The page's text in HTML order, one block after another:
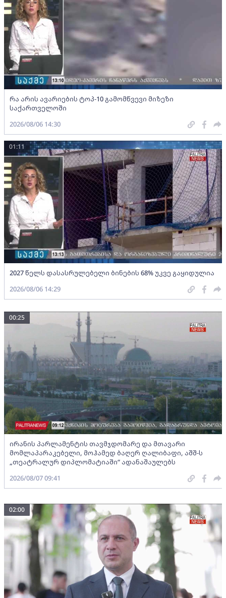
რა არის ავარიების ტოპ-10 გამომწვევი მიზეზი
საქართველოში
2026/08/06 14:30
2027 წელს დასასრულებელი ბინების 68% უკვე გაყიდულია
01:11
2026/08/06 14:29
ირანის პარლამენტის თავმჯდომარე და მთავარი
მომლაპარაკებელი, მოჰამედ ბაღერ ღალიბაფი, აშშ-ს
„თეატრალურ დიპლომატიაში“ ადანაშაულებს
00:25
2026/08/07 09:41
02:00